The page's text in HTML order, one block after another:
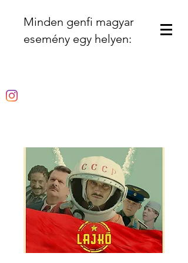
Minden genfi magyar
esemény egy helyen: